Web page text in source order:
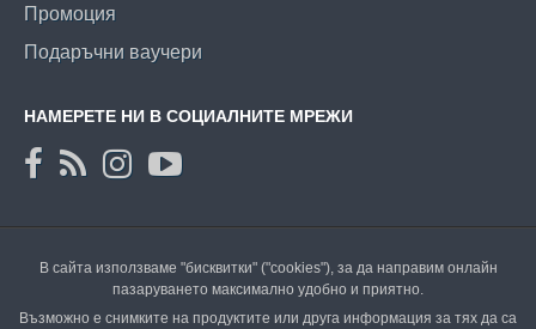
Промоция
Подаръчни ваучери
НАМЕРЕТЕ НИ В СОЦИАЛНИТЕ МРЕЖИ
В сайта използваме "бисквитки" ("cookies"), за да направим онлайн
пазаруването максимално удобно и приятно.
Възможно е снимките на продуктите или друга информация за тях да са